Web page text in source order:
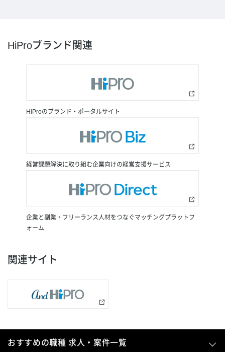
HiProブランド関連
HiProのブランド・ポータルサイト
経営課題解決に取り組む企業向けの経営支援サービス
企業と副業・フリーランス人材をつなぐマッチングプラットフ
ォーム
関連サイト
おすすめの職種 求人・案件一覧